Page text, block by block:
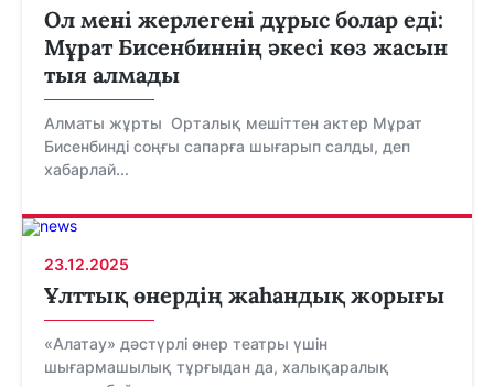
Ол мені жерлегені дұрыс болар еді:
Мұрат Бисенбиннің әкесі көз жасын
тыя алмады
Алматы жұрты Орталық мешіттен актер Мұрат
Бисенбинді соңғы сапарға шығарып салды, деп
хабарлай...
23.12.2025
Ұлттық өнердің жаһандық жорығы
«Алатау» дәстүрлі өнер театры үшін
шығармашылық тұрғыдан да, халықаралық